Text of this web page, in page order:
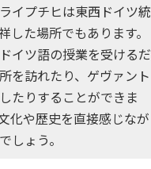
イプチヒは東西ドイツ統
た場所でもあります。
イツ語の授業を受けるだ
を訪れたり、ゲヴァント
たりすることができま
化や歴史を直接感じなが
しょう。